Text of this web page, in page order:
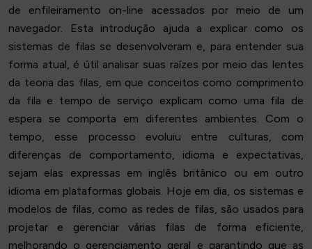
de enfileiramento on-line acessados por meio de um
navegador. Esta introdução ajuda a explicar como os
sistemas de filas se desenvolveram e, para entender sua
forma atual, é útil analisar suas raízes por meio das lentes
da teoria das filas, em que conceitos como comprimento
da fila e tempo de serviço explicam como uma fila de
espera se comporta em diferentes ambientes. Com o
tempo, esse processo evoluiu entre culturas, com
diferenças de comportamento, idioma e expectativas,
sejam elas expressas em inglês britânico ou em outro
idioma em plataformas globais. Hoje em dia, os sistemas e
modelos de filas, como as redes de filas, são usados para
projetar e gerenciar várias filas de forma eficiente,
melhorando o gerenciamento geral e garantindo que as